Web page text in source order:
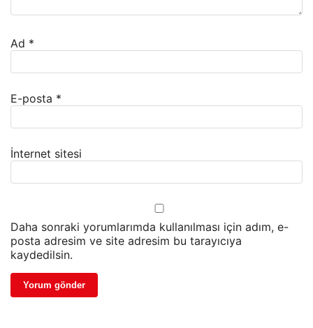
Ad *
E-posta *
İnternet sitesi
Daha sonraki yorumlarımda kullanılması için adım, e-
posta adresim ve site adresim bu tarayıcıya
kaydedilsin.